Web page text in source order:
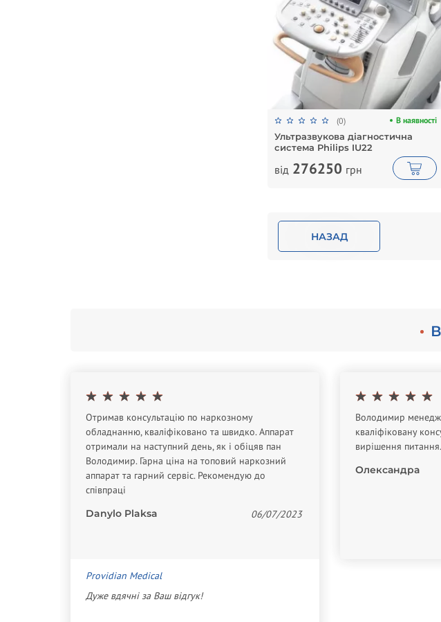
(0) В наявності
Ультразвукова діагностична
система Philips IU22
від 276250 грн
НАЗАД
Отримав консультацію по наркозному
обладнанню, кваліфіковано та швидко. Аппарат
отримали на наступний день, як і обіцяв пан
Володимир. Гарна ціна на топовий наркозний
аппарат та гарний сервіс. Рекомендую до
співпраці
Danylo Plaksa
06/07/2023
Providian Medical
Дуже вдячні за Ваш відгук!
Володимир
кваліфіковану
вирішення питання.
Олександра